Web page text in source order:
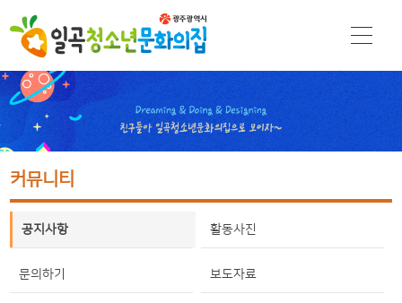
커뮤니티
공지사항 활동사진
문의하기 보도자료